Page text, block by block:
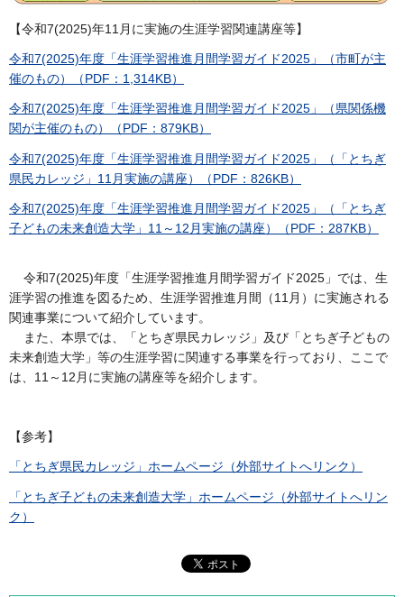
【令和7(2025)年11月に実施の生涯学習関連講座等】
令和7(2025)年度「生涯学習推進月間学習ガイド2025」（市町が主
催のもの）（PDF：1,314KB）
令和7(2025)年度「生涯学習推進月間学習ガイド2025」（県関係機
関が主催のもの）（PDF：879KB）
令和7(2025)年度「生涯学習推進月間学習ガイド2025」（「とちぎ
県民カレッジ」11月実施の講座）（PDF：826KB）
令和7(2025)年度「生涯学習推進月間学習ガイド2025」（「とちぎ
子どもの未来創造大学」11～12月実施の講座）（PDF：287KB）
令和7(2025)年度「生涯学習推進月間学習ガイド2025」では、生
涯学習の推進を図るため、生涯学習推進月間（11月）に実施される
関連事業について紹介しています。
また、本県では、「とちぎ県民カレッジ」及び「とちぎ子どもの
未来創造大学」等の生涯学習に関連する事業を行っており、ここで
は、11～12月に実施の講座等を紹介します。
【参考】
「とちぎ県民カレッジ」ホームページ（外部サイトへリンク）
「とちぎ子どもの未来創造大学」ホームページ（外部サイトへリン
ク）